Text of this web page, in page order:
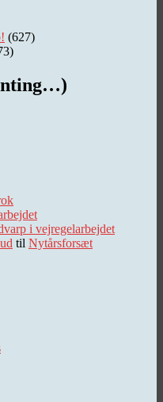
(627)
i vejregelarbejdet
til Nytårsforsæt